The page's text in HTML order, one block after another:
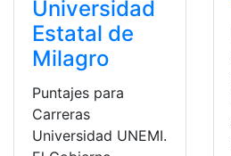
Universidad
Estatal de
Milagro
Puntajes para
Carreras
Universidad UNEMI.